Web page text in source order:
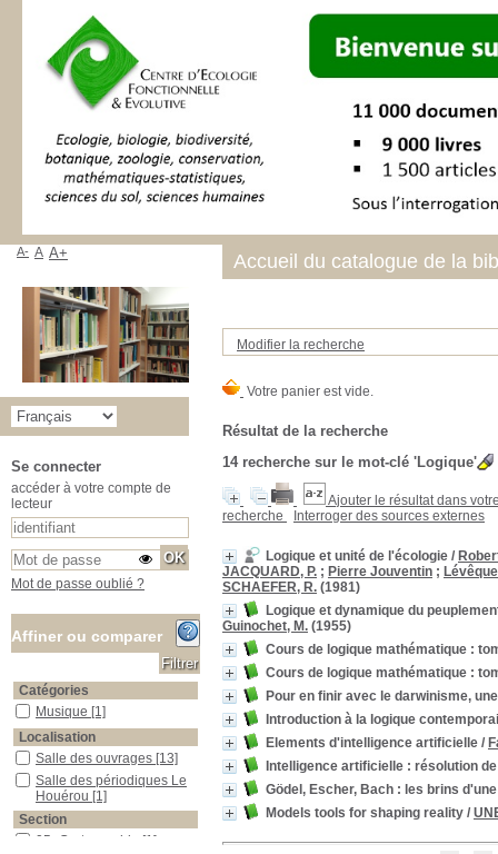
Modifier la recherche
Résultat de la recherche
14recherche sur le mot-clé 'Logique'
Ajouter le résultat dans
recherche
Interroger des sources externes
Logique et unité de l'écologie /
JACQUARD, P. ; Pierre Jouventin ;
SCHAEFER, R. (1981)
Logique et dynamique du
Guinochet, M. (1955)
Cours de logique mathématique :
Cours de logique mathématique :
Pour en finir avec le darwinisme,
Introduction à la logique
Elements d'intelligence artificielle /
Intelligence artificielle : résolution
Gödel, Escher, Bach : les brins
Models tools for shaping reality /
Accueil du catalogue de la
A- A A+
Se connecter
accéder à votre compte de
lecteur
Mot de passe oublié ?
Affiner ou comparer
Catégories
Musique
Musique [1]
Localisation
Salle des ouvrages
Salle des ouvrages [13]
Salle des périodiques Le Houérou
Salle des périodiques Le
Houérou [1]
Section
05_Cartographie
05_Cartographie [1]